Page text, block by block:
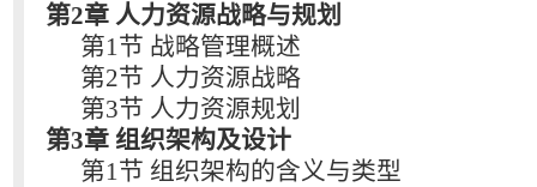
第2章 人力资源战略与规划
第1节 战略管理概述
第2节 人力资源战略
第3节 人力资源规划
第3章 组织架构及设计
第1节 组织架构的含义与类型